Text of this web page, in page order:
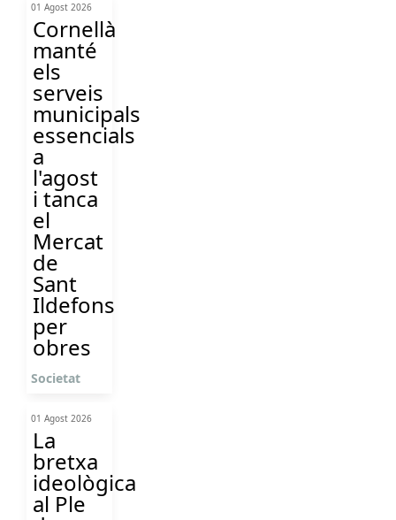
01 Agost 2026
Cornellà
manté
els
serveis
municipals
essencials
a
l'agost
i tanca
el
Mercat
de
Sant
Ildefons
per
obres
Societat
01 Agost 2026
La
bretxa
ideològica
al Ple